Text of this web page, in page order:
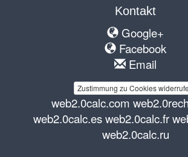
Kontakt
Google+
Facebook
Email
Zustimmung zu Cookies
web2.0calc.com
web2.0calc.es web2.0calc.fr
web2.0calc.ru